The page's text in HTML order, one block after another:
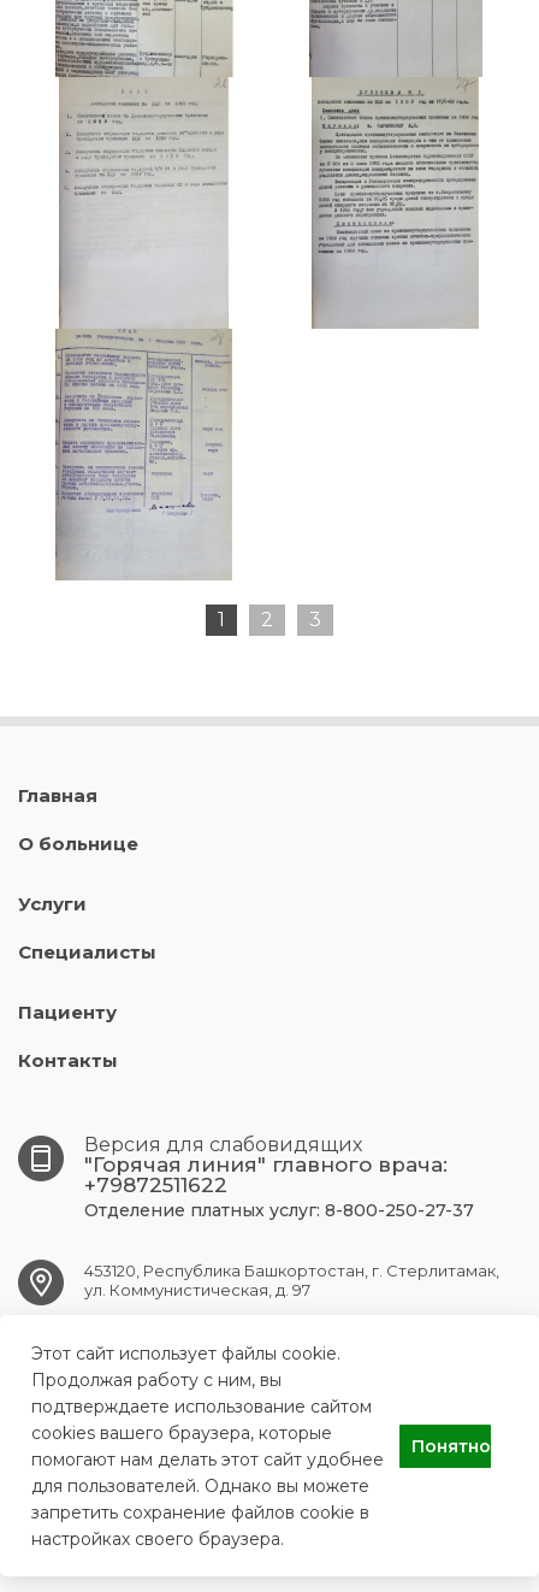
1 2 3
Главная
О больнице
Услуги
Специалисты
Пациенту
Контакты
Версия для слабовидящих
"Горячая линия" главного врача:
+79872511622
Отделение платных услуг: 8-800-250-27-37
453120, Республика Башкортостан, г. Стерлитамак,
ул. Коммунистическая, д. 97
str.gkb1@doctorrb.ru
ГБУЗ РБ ГКБ № 1 г.Стерлитамак
Этот сайт использует файлы cookie.
Продолжая работу с ним, вы
подтверждаете использование сайтом
cookies вашего браузера, которые
помогают нам делать этот сайт удобнее
для пользователей. Однако вы можете
запретить сохранение файлов cookie в
настройках своего браузера.
Понятно